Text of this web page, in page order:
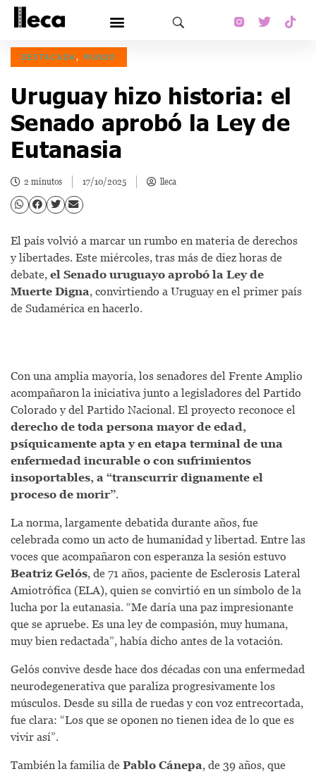
DESTACADA , MUNDO
Uruguay hizo historia: el
Senado aprobó la Ley de
Eutanasia
2 minutos 17/10/2025 lleca
El país volvió a marcar un rumbo en materia de derechos
y libertades. Este miércoles, tras más de diez horas de
debate, el Senado uruguayo aprobó la Ley de
Muerte Digna, convirtiendo a Uruguay en el primer país
de Sudamérica en hacerlo.
Con una amplia mayoría, los senadores del Frente Amplio
acompañaron la iniciativa junto a legisladores del Partido
Colorado y del Partido Nacional. El proyecto reconoce el
derecho de toda persona mayor de edad,
psíquicamente apta y en etapa terminal de una
enfermedad incurable o con sufrimientos
insoportables, a “transcurrir dignamente el
proceso de morir”.
La norma, largamente debatida durante años, fue
celebrada como un acto de humanidad y libertad. Entre las
voces que acompañaron con esperanza la sesión estuvo
Beatriz Gelós, de 71 años, paciente de Esclerosis Lateral
Amiotrófica (ELA), quien se convirtió en un símbolo de la
lucha por la eutanasia. “Me daría una paz impresionante
que se apruebe. Es una ley de compasión, muy humana,
muy bien redactada”, había dicho antes de la votación.
Gelós convive desde hace dos décadas con una enfermedad
neurodegenerativa que paraliza progresivamente los
músculos. Desde su silla de ruedas y con voz entrecortada,
fue clara: “Los que se oponen no tienen idea de lo que es
vivir así”.
También la familia de Pablo Cánepa, de 39 años, que